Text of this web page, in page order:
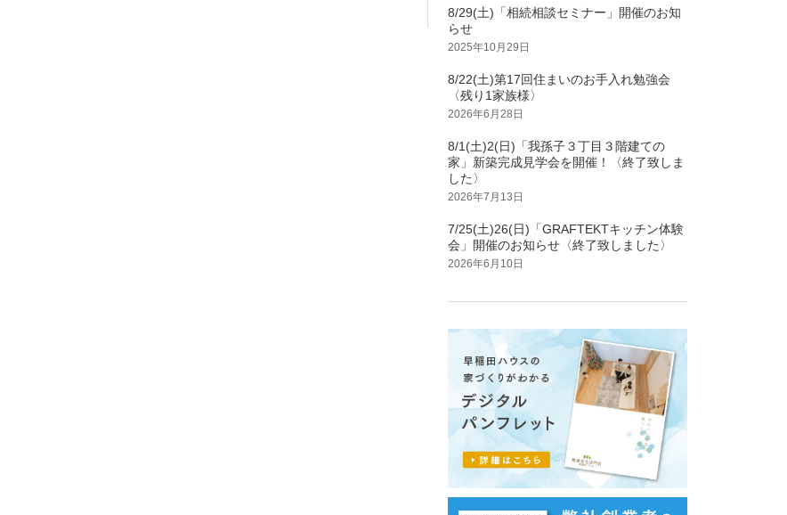
8/29(土)「相続相談セミナー」開催のお知
らせ
2025年10月29日
8/22(土)第17回住まいのお手入れ勉強会
〈残り1家族様〉
2026年6月28日
8/1(土)2(日)「我孫子３丁目３階建ての
家」新築完成見学会を開催！〈終了致しま
した〉
2026年7月13日
7/25(土)26(日)「GRAFTEKTキッチン体験
会」開催のお知らせ〈終了致しました〉
2026年6月10日